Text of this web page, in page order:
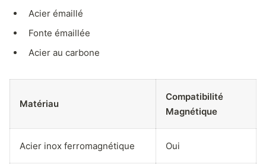
Acier émaillé
Fonte émaillée
Acier au carbone
Matériau
Compatibilité
Magnétique
Acier inox ferromagnétique Oui